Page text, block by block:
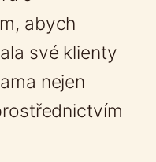
abych
své klienty
nejen